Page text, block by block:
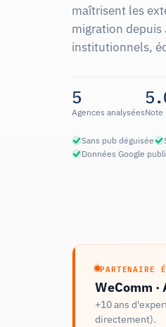
maîtrisent les
migration depuis
institutionnels,
5
Agences analyséesNote
Sans pub déguisée
Données Google
PARTENAIRE
WeComm ·
+10 ans
directement).